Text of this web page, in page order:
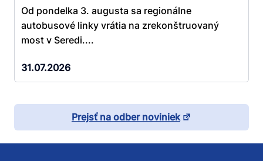
Od pondelka 3. augusta sa regionálne
autobusové linky vrátia na zrekonštruovaný
most v Seredi....
31.07.2026
Prejsť na odber noviniek